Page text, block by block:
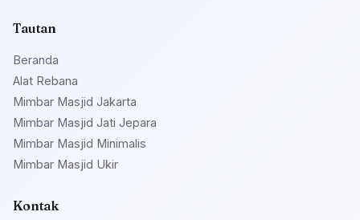
Tautan
Beranda
Alat Rebana
Mimbar Masjid Jakarta
Mimbar Masjid Jati Jepara
Mimbar Masjid Minimalis
Mimbar Masjid Ukir
Kontak